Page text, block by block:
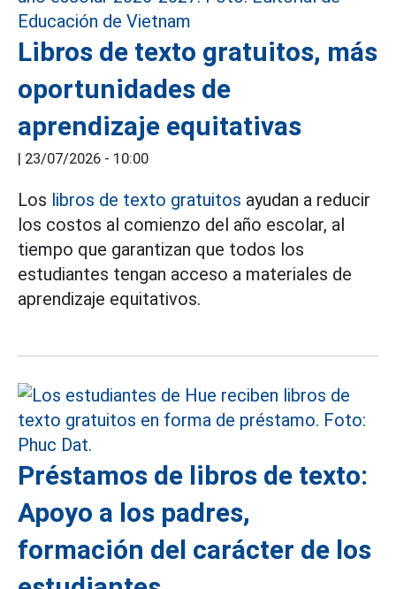
Libros de texto gratuitos, más
oportunidades de
aprendizaje equitativas
| 23/07/2026 - 10:00
Los libros de texto gratuitos ayudan a reducir
los costos al comienzo del año escolar, al
tiempo que garantizan que todos los
estudiantes tengan acceso a materiales de
aprendizaje equitativos.
Préstamos de libros de texto:
Apoyo a los padres,
formación del carácter de los